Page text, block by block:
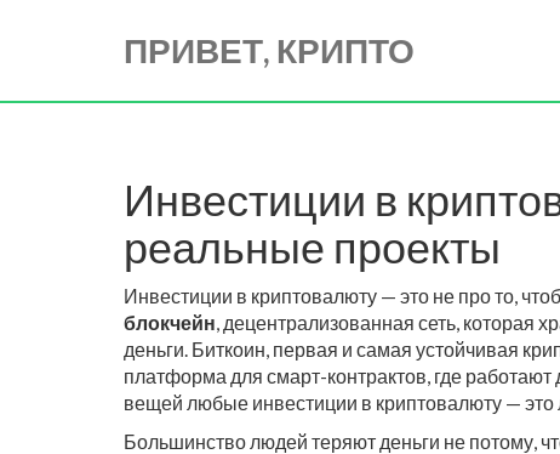
ПРИВЕТ, КРИПТО
Инвестиции в
реальные проекты
Инвестиции в криптовалюту — это не про то,
блокчейн, децентрализованная сеть, которая
деньги. Биткоин, первая и самая устойчивая
платформа для смарт-контрактов, где
вещей любые инвестиции в криптовалюту — это
Большинство людей теряют деньги не потому,